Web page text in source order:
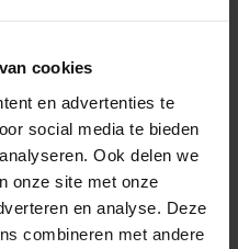
cookies
en advertenties te
social media te bieden
Ook delen we
onze site met onze
en analyse. Deze
combineren met andere
verdiepingen
– perfect onder
3–4 mm